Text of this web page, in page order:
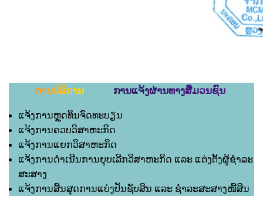
ການບໍລິການ ການແຈ້ງຜ່ານທາງສື່ມວນຊົນ
ແຈ້ງການຫຼຸດທຶນຈົດທະບຽນ
ແຈ້ງການຄວບວິສາຫະກິດ
ແຈ້ງການແຍກວິສາຫະກິດ
ແຈ້ງການດຳເນີນການຍຸບເລີກວິສາຫະກິດ ແລະ ແຕ່ງຕັ້ງຜູ້ຊຳລະ
ສະສາງ
ແຈ້ງການສິ້ນສຸດການແບ່ງປັນຊັບສິນ ແລະ ຊຳລະສະສາງໜີ້ສິນ